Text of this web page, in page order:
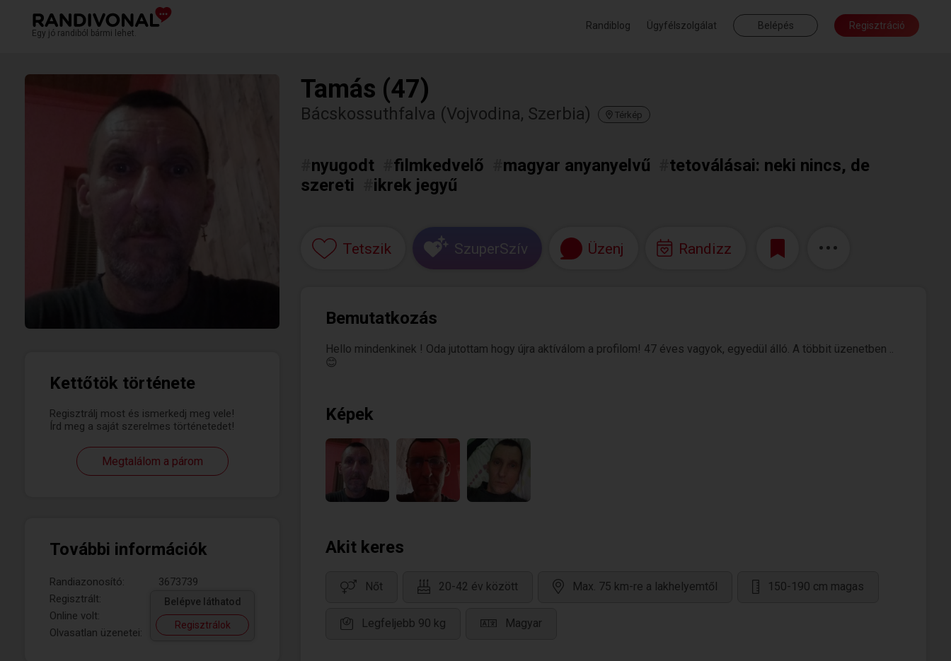
Egy jó randiból bármi lehet.
Randiblog Ügyfélszolgálat Belépés Regisztráció
Kettőtök története
Regisztrálj most és ismerkedj meg vele!
Írd meg a saját szerelmes történetedet!
Megtalálom a párom
További információk
Randiazonosító:
3673739
Regisztrált:
Online volt:
Olvasatlan üzenetei:
Belépve láthatod
Regisztrálok
Tamás (47)
Bácskossuthfalva (Vojvodina, Szerbia) Térkép
nyugodt filmkedvelő magyar anyanyelvű
tetoválásai: neki nincs, de
szereti
ikrek jegyű
Tetszik SzuperSzív Üzenj Randizz
Bemutatkozás
Hello mindenkinek ! Oda jutottam hogy újra aktíválom a profilom! 47 éves vagyok, egyedül álló. A többit üzenetben ..
😊
Képek
Akit keres
Nőt 20-42 év között Max. 75 km-re a lakhelyemtől 150-190 cm magas
Legfeljebb 90 kg Magyar